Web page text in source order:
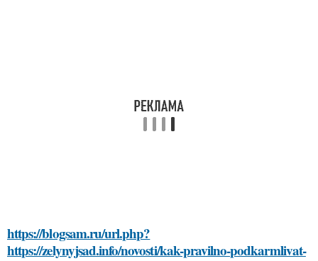
https://blogsam.ru/url.php?
https://zelynyjsad.info/novosti/kak-pravilno-podkarmlivat-